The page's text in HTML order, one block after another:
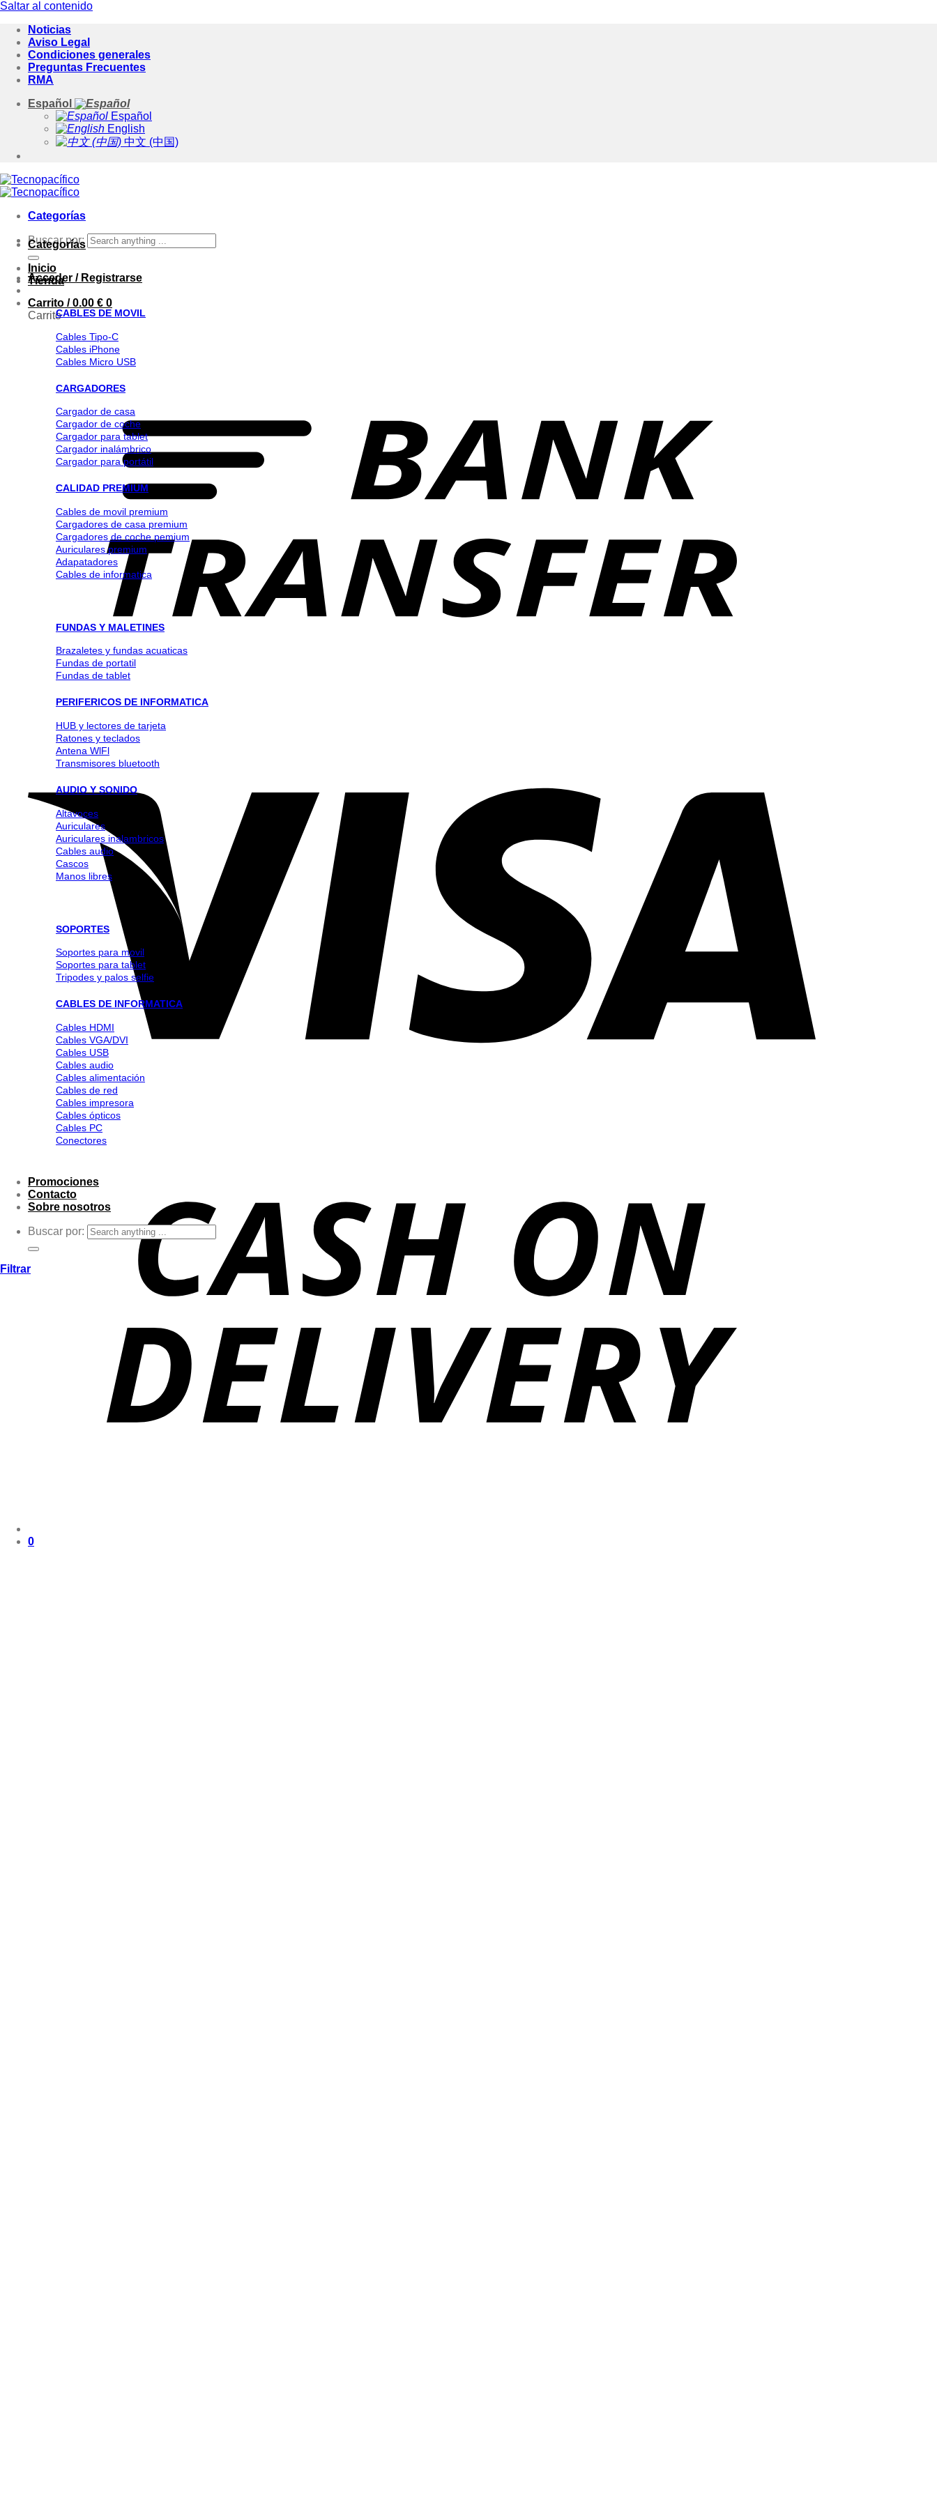
Saltar al contenido
Noticias
Aviso Legal
Condiciones generales
Preguntas Frecuentes
RMA
Español
Español
English
中文 (中国)
Categorías
Buscar por:
Acceder / Registrarse
Carrito /0.00 € 0
Carrito
0
Categorías
Inicio
Tienda
CABLES DE MOVIL
Cables Tipo-C
Cables iPhone
Cables Micro USB
CARGADORES
Cargador de casa
Cargador de coche
Cargador para tablet
Cargador inalámbrico
Cargador para portátil
CALIDAD PREMIUM
Cables de movil premium
Cargadores de casa premium
Cargadores de coche pemium
Auriculares premium
Adapatadores
Cables de informatica
FUNDAS Y MALETINES
Brazaletes y fundas acuaticas
Fundas de portatil
Fundas de tablet
PERIFERICOS DE INFORMATICA
HUB y lectores de tarjeta
Ratones y teclados
Antena WlFl
Transmisores bluetooth
AUDIO Y SONIDO
Altavoces
Auriculares
Auriculares inalambricos
Cables audio
Cascos
Manos libres
SOPORTES
Soportes para movil
Soportes para tablet
Tripodes y palos selfie
CABLES DE INFORMATICA
Cables HDMI
Cables VGA/DVI
Cables USB
Cables audio
Cables alimentación
Cables de red
Cables impresora
Cables ópticos
Cables PC
Conectores
Promociones
Contacto
Sobre nosotros
Buscar por:
Filtrar